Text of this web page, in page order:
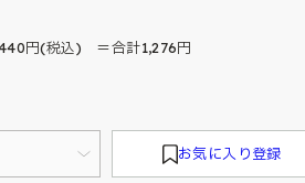
円(税込) ＝合計1,276円
お気に入り登録